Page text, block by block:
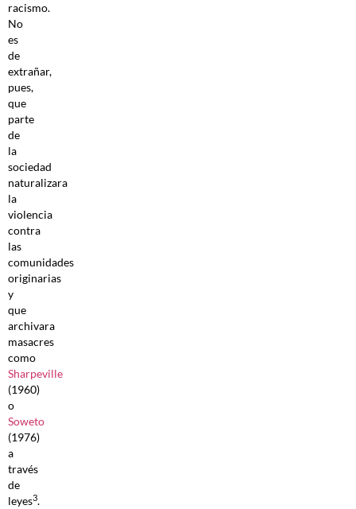
racismo.
No
es
de
extrañar,
pues,
que
parte
de
la
sociedad
naturalizara
la
violencia
contra
las
comunidades
originarias
y
que
archivara
masacres
como
Sharpeville
(1960)
o
Soweto
(1976)
a
través
de
leyes3.